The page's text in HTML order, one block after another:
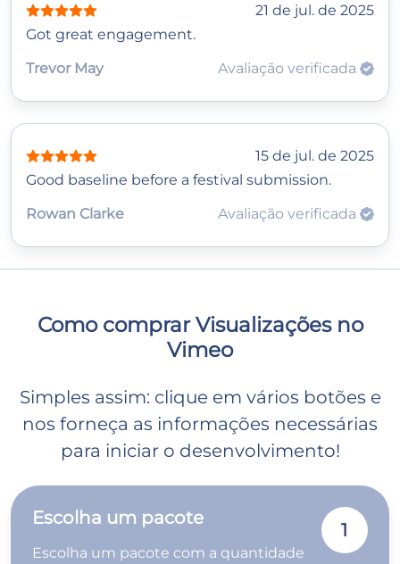
21 de jul. de 2025
Got great engagement.
Trevor May
Avaliação verificada
15 de jul. de 2025
Good baseline before a festival submission.
Rowan Clarke
Avaliação verificada
Como comprar Visualizações no
Vimeo
Simples assim: clique em vários botões e
nos forneça as informações necessárias
para iniciar o desenvolvimento!
Escolha um pacote
Escolha um pacote com a quantidade
1